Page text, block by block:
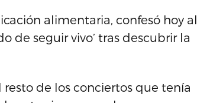
alimentaria, confesó hoy al
de seguir vivo’ tras descubrir la
de los conciertos que tenía